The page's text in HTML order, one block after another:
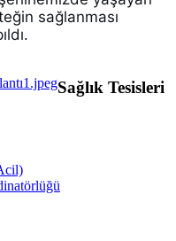
sağlanması
Sağlık Tesisleri